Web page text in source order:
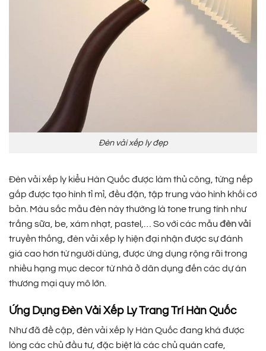
Đèn vải xếp ly đẹp
Đèn vải xếp ly kiểu Hàn Quốc được làm thủ công, từng nếp
gấp được tạo hình tỉ mỉ, đều đặn, tập trung vào hình khối cơ
bản. Màu sắc mẫu đèn này thường là tone trung tính như
trắng sữa, be, xám nhạt, pastel,… So với các mẫu đèn vải
truyền thống, đèn vải xếp ly hiện đại nhận được sự đánh
giá cao hơn từ người dùng, được ứng dụng rộng rãi trong
nhiều hạng mục decor từ nhà ở dân dụng đến các dự án
thương mại quy mô lớn.
Ứng Dụng Đèn Vải Xếp Ly Trang Trí Hàn Quốc
Như đã đề cập, đèn vải xếp ly Hàn Quốc đang khá được
lòng các chủ đầu tư, đặc biệt là các chủ quán cafe,